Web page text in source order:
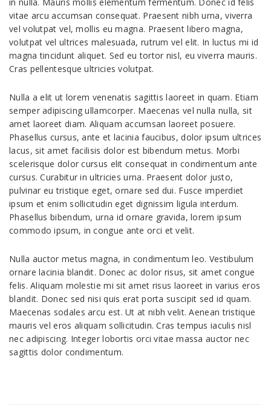
vitae arcu accumsan consequat. Praesent nibh urna, viverra
vel volutpat vel, mollis eu magna. Praesent libero magna,
volutpat vel ultrices malesuada, rutrum vel elit. In luctus mi id
magna tincidunt aliquet. Sed eu tortor nisl, eu viverra mauris.
Cras pellentesque ultricies volutpat.
Nulla a elit ut lorem venenatis sagittis laoreet in quam. Etiam
semper adipiscing ullamcorper. Maecenas vel nulla nulla, sit
amet laoreet diam. Aliquam accumsan laoreet posuere.
Phasellus cursus, ante et lacinia faucibus, dolor ipsum ultrices
lacus, sit amet facilisis dolor est bibendum metus. Morbi
scelerisque dolor cursus elit consequat in condimentum ante
cursus. Curabitur in ultricies urna. Praesent dolor justo,
pulvinar eu tristique eget, ornare sed dui. Fusce imperdiet
ipsum et enim sollicitudin eget dignissim ligula interdum.
Phasellus bibendum, urna id ornare gravida, lorem ipsum
commodo ipsum, in congue ante orci et velit.
Nulla auctor metus magna, in condimentum leo. Vestibulum
ornare lacinia blandit. Donec ac dolor risus, sit amet congue
felis. Aliquam molestie mi sit amet risus laoreet in varius eros
blandit. Donec sed nisi quis erat porta suscipit sed id quam.
Maecenas sodales arcu est. Ut at nibh velit. Aenean tristique
mauris vel eros aliquam sollicitudin. Cras tempus iaculis nisl
nec adipiscing. Integer lobortis orci vitae massa auctor nec
sagittis dolor condimentum.